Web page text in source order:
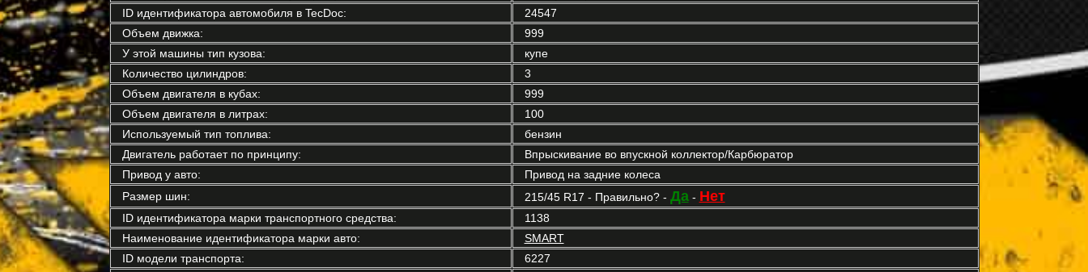
ID идентификатора автомобиля в TecDoc:
24547
Объем движка:
999
У этой машины тип кузова:
купе
Количество цилиндров:
3
Объем двигателя в кубах:
999
Объем двигателя в литрах:
100
Используемый тип топлива:
бензин
Двигатель работает по принципу:
Впрыскивание во впускной коллектор/Карбюратор
Привод у авто:
Привод на задние колеса
Размер шин:
215/45 R17 - Правильно? - Да- Нет
ID идентификатора марки транспортного средства:
1138
Наименование идентификатора марки авто:
SMART
ID модели транспорта:
6227